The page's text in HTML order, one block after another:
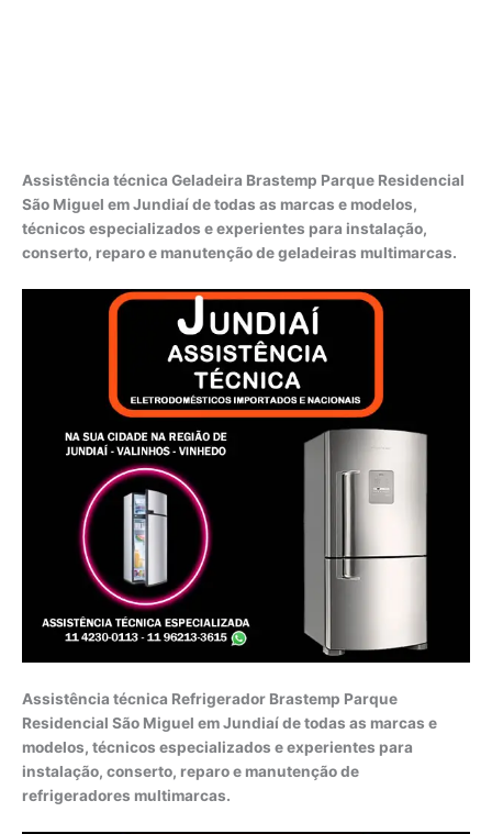
Assistência técnica Geladeira Brastemp Parque Residencial
São Miguel em Jundiaí de todas as marcas e modelos,
técnicos especializados e experientes para instalação,
conserto, reparo e manutenção de geladeiras multimarcas.
Assistência técnica Refrigerador Brastemp Parque
Residencial São Miguel em Jundiaí de todas as marcas e
modelos, técnicos especializados e experientes para
instalação, conserto, reparo e manutenção de
refrigeradores multimarcas.